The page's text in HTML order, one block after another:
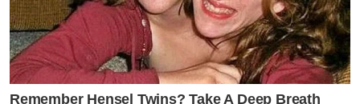
Remember Hensel Twins? Take A Deep Breath